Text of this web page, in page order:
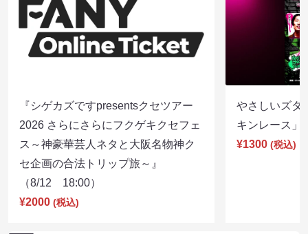
『シゲカズですpresentsクセツアー
2026 さらにさらにフクゲキクセフェ
ス～神豪華芸人ネタと大阪名物神ク
セ企画の合法トリップ旅～』
（8/12 18:00）
¥2000 (税込)
やさしいズタ
キンレース
¥1300 (税込)